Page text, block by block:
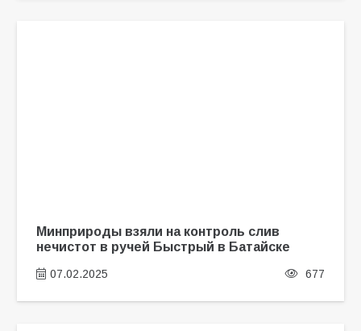
Минприроды взяли на контроль слив
нечистот в ручей Быстрый в Батайске
07.02.2025 677